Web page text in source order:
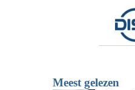
Meest gelezen